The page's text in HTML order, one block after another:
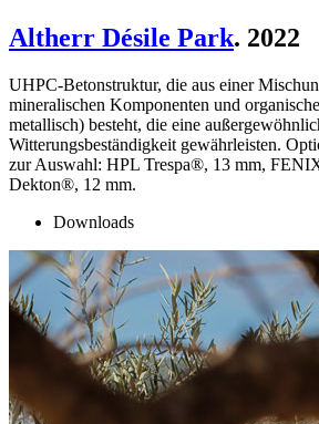
Altherr Désile Park. 2022
UHPC-Betonstruktur, die aus einer
mineralischen Komponenten und
metallisch) besteht, die eine
Witterungsbeständigkeit gewährleisten.
zur Auswahl: HPL Trespa®, 13 mm,
Dekton®, 12 mm.
Downloads